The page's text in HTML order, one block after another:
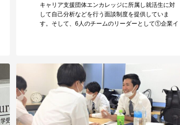
キャリア支援団体エンカレッジに所属し就活生に対
して自己分析などを行う面談制度を提供していま
す。そして、6人のチームのリーダーとして①企業イ